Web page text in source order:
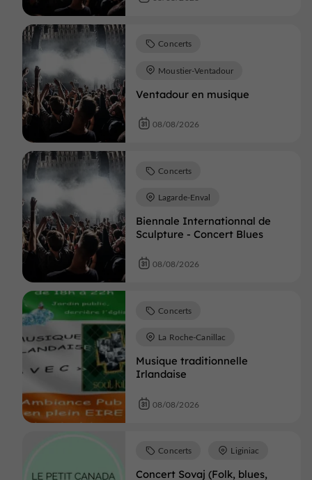
Ventadour en musique
Concerts
Moustier-Ventadour
08/08/2026
Biennale Internationnal de
Sculpture - Concert Blues
Concerts
Lagarde-Enval
08/08/2026
Musique traditionnelle
Irlandaise
Concerts
La Roche-Canillac
08/08/2026
Concert Sovaj (Folk, blues,
Concerts Liginiac